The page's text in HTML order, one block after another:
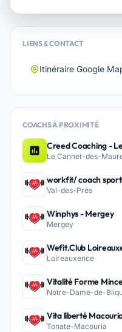
LIENS & CONTACT
Itinéraire Google
COACHS À PROXIMITÉ
Creed Coaching -
Le Cannet-des-
workfit/ coach
Val-des-Prés
Winphys - Mergey
Mergey
Wefit.Club
Loireauxence
Vitalité Forme
Notre-Dame-de-
Vita liberté
Tonate-Macouria